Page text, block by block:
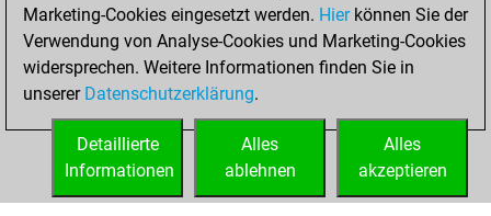
Dienstag, August
26, 2025
You created
your Fritz account
Marketing-Cookies eingesetzt werden. Hierkönnen Sie der
Verwendung von Analyse-Cookies und Marketing-Cookies
widersprechen. Weitere Informationen finden Sie in
unserer Datenschutzerklärung.
Alles
akzeptieren
Alles
ablehnen
Detaillierte
Informationen